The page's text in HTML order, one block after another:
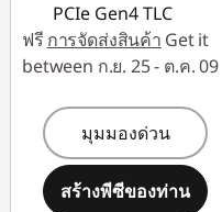
PCIe Gen4 TLC
ฟรี การจัดส่งสินค้า Get it
between ก.ย. 25 - ต.ค. 09
มุมมองด่วน
สร้างพีซีของท่าน